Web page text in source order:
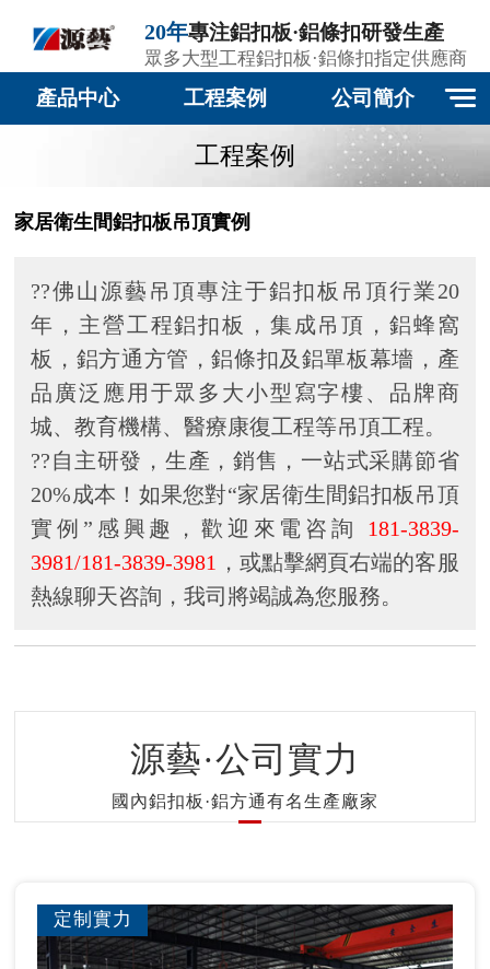
20年專注鋁扣板·鋁條扣研發生產
眾多大型工程鋁扣板·鋁條扣指定供應商
產品中心 工程案例 公司簡介
工程案例
家居衛生間鋁扣板吊頂實例
??佛山源藝吊頂專注于鋁扣板吊頂行業20
年，主營工程鋁扣板，集成吊頂，鋁蜂窩
板，鋁方通方管，鋁條扣及鋁單板幕墻，產
品廣泛應用于眾多大小型寫字樓、品牌商
城、教育機構、醫療康復工程等吊頂工程。
??自主研發，生產，銷售，一站式采購節省
20%成本！如果您對“家居衛生間鋁扣板吊頂
實例”感興趣，歡迎來電咨詢 181-3839-
3981/181-3839-3981 ，或點擊網頁右端的客服
熱線聊天咨詢，我司將竭誠為您服務。
源藝·公司實力
國內鋁扣板·鋁方通有名生產廠家
定制實力